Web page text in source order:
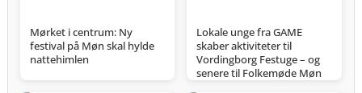
Mørket i centrum: Ny
festival på Møn skal hylde
nattehimlen
Lokale unge fra GAME
skaber aktiviteter til
Vordingborg Festuge – og
senere til Folkemøde Møn